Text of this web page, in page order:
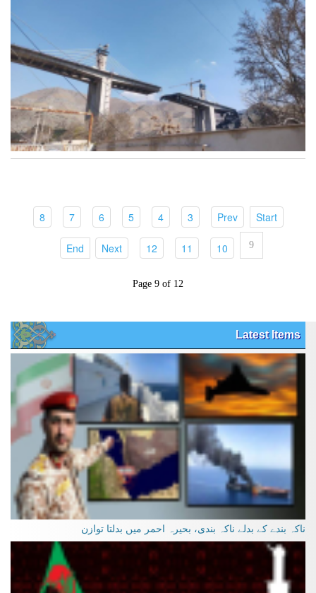
Start
(current)
Prev
3
(current)
4
(current)
5
(current)
6
(current)
7
(current)
8
(current)
9
10
11
12
Next
End
Page 9 of 12
Latest Items
ناکہ بندے کے بدلے ناکہ بندی، بحیرہ احمر میں بدلتا توازن